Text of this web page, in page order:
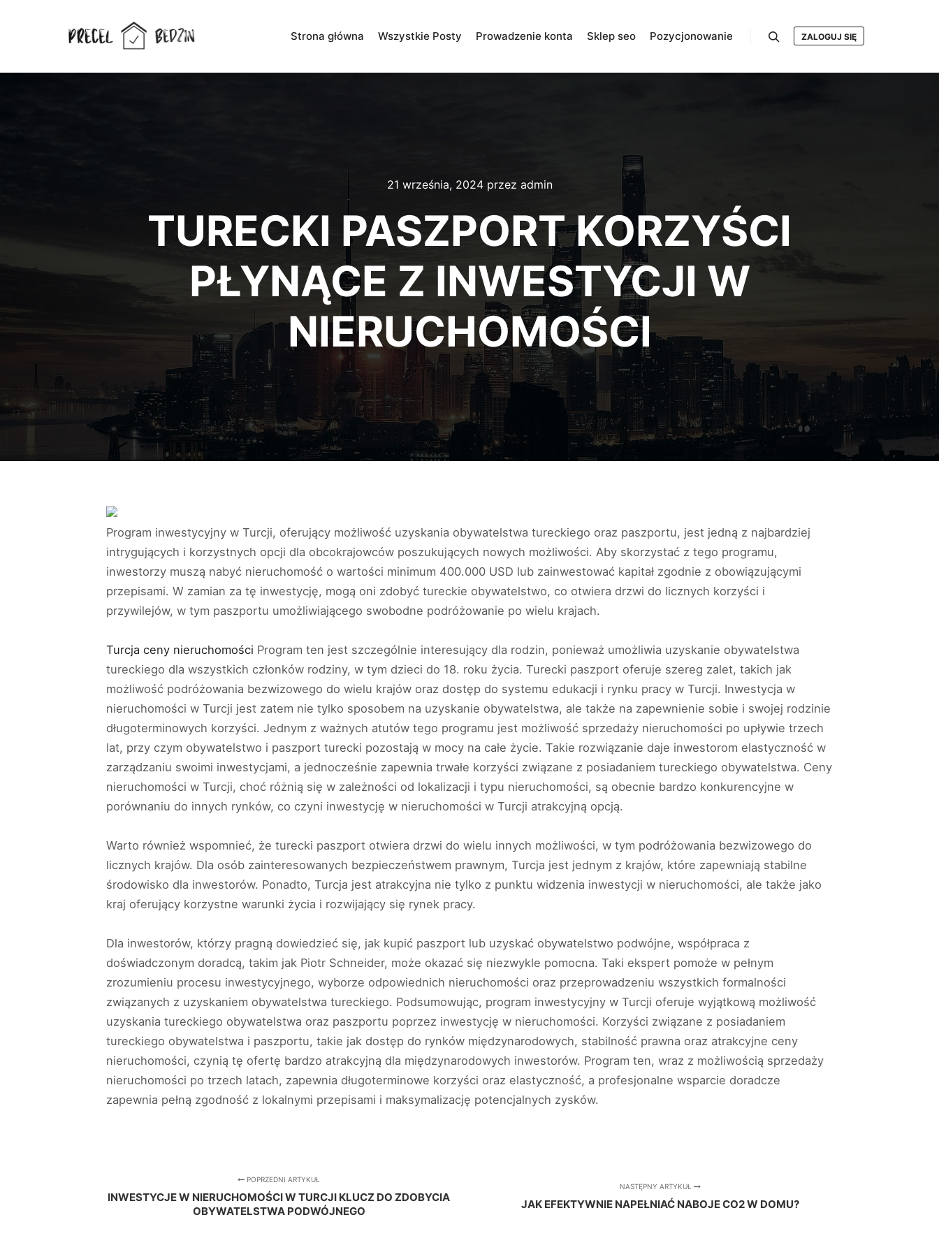
Strona główna Wszystkie Posty Prowadzenie konta Sklep seo Pozycjonowanie ZALOGUJ SIĘ
21 września, 2024przez admin
TURECKI PASZPORT KORZYŚCI
PŁYNĄCE Z INWESTYCJI W
NIERUCHOMOŚCI
Program inwestycyjny w Turcji, oferujący możliwość uzyskania obywatelstwa tureckiego oraz paszportu, jest jedną z najbardziej
intrygujących i korzystnych opcji dla obcokrajowców poszukujących nowych możliwości. Aby skorzystać z tego programu,
inwestorzy muszą nabyć nieruchomość o wartości minimum 400.000 USD lub zainwestować kapitał zgodnie z obowiązującymi
przepisami. W zamian za tę inwestycję, mogą oni zdobyć tureckie obywatelstwo, co otwiera drzwi do licznych korzyści i
przywilejów, w tym paszportu umożliwiającego swobodne podróżowanie po wielu krajach.
Turcja ceny nieruchomości Program ten jest szczególnie interesujący dla rodzin, ponieważ umożliwia uzyskanie obywatelstwa
tureckiego dla wszystkich członków rodziny, w tym dzieci do 18. roku życia. Turecki paszport oferuje szereg zalet, takich jak
możliwość podróżowania bezwizowego do wielu krajów oraz dostęp do systemu edukacji i rynku pracy w Turcji. Inwestycja w
nieruchomości w Turcji jest zatem nie tylko sposobem na uzyskanie obywatelstwa, ale także na zapewnienie sobie i swojej rodzinie
długoterminowych korzyści. Jednym z ważnych atutów tego programu jest możliwość sprzedaży nieruchomości po upływie trzech
lat, przy czym obywatelstwo i paszport turecki pozostają w mocy na całe życie. Takie rozwiązanie daje inwestorom elastyczność w
zarządzaniu swoimi inwestycjami, a jednocześnie zapewnia trwałe korzyści związane z posiadaniem tureckiego obywatelstwa. Ceny
nieruchomości w Turcji, choć różnią się w zależności od lokalizacji i typu nieruchomości, są obecnie bardzo konkurencyjne w
porównaniu do innych rynków, co czyni inwestycję w nieruchomości w Turcji atrakcyjną opcją.
Warto również wspomnieć, że turecki paszport otwiera drzwi do wielu innych możliwości, w tym podróżowania bezwizowego do
licznych krajów. Dla osób zainteresowanych bezpieczeństwem prawnym, Turcja jest jednym z krajów, które zapewniają stabilne
środowisko dla inwestorów. Ponadto, Turcja jest atrakcyjna nie tylko z punktu widzenia inwestycji w nieruchomości, ale także jako
kraj oferujący korzystne warunki życia i rozwijający się rynek pracy.
Dla inwestorów, którzy pragną dowiedzieć się, jak kupić paszport lub uzyskać obywatelstwo podwójne, współpraca z
doświadczonym doradcą, takim jak Piotr Schneider, może okazać się niezwykle pomocna. Taki ekspert pomoże w pełnym
zrozumieniu procesu inwestycyjnego, wyborze odpowiednich nieruchomości oraz przeprowadzeniu wszystkich formalności
związanych z uzyskaniem obywatelstwa tureckiego. Podsumowując, program inwestycyjny w Turcji oferuje wyjątkową możliwość
uzyskania tureckiego obywatelstwa oraz paszportu poprzez inwestycję w nieruchomości. Korzyści związane z posiadaniem
tureckiego obywatelstwa i paszportu, takie jak dostęp do rynków międzynarodowych, stabilność prawna oraz atrakcyjne ceny
nieruchomości, czynią tę ofertę bardzo atrakcyjną dla międzynarodowych inwestorów. Program ten, wraz z możliwością sprzedaży
nieruchomości po trzech latach, zapewnia długoterminowe korzyści oraz elastyczność, a profesjonalne wsparcie doradcze
zapewnia pełną zgodność z lokalnymi przepisami i maksymalizację potencjalnych zysków.
POPRZEDNI ARTYKUŁ
INWESTYCJE W NIERUCHOMOŚCI W TURCJI KLUCZ DO ZDOBYCIA
OBYWATELSTWA PODWÓJNEGO
NASTĘPNY ARTYKUŁ
JAK EFEKTYWNIE NAPEŁNIAĆ NABOJE CO2 W DOMU?